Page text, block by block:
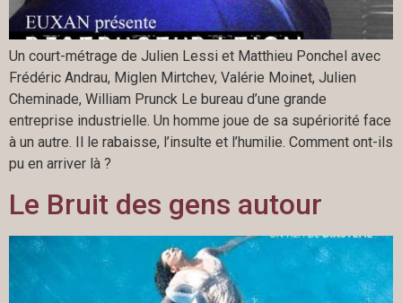
Un court-métrage de Julien Lessi et Matthieu Ponchel avec
Frédéric Andrau, Miglen Mirtchev, Valérie Moinet, Julien
Cheminade, William Prunck Le bureau d’une grande
entreprise industrielle. Un homme joue de sa supériorité face
à un autre. Il le rabaisse, l’insulte et l’humilie. Comment ont-ils
pu en arriver là ?
Le Bruit des gens autour